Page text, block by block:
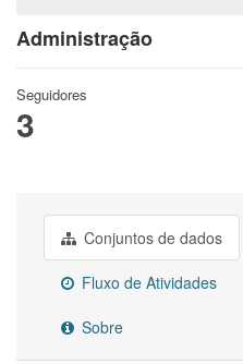
Administração
Seguidores
3
Conjuntos de dados
Fluxo de Atividades
Sobre